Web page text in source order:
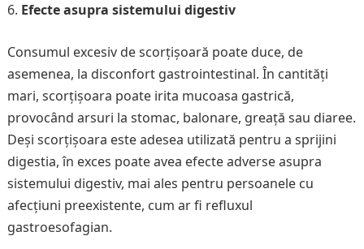
Efecte asupra sistemului digestiv
Consumul excesiv de scorțișoară poate duce, de
asemenea, la disconfort gastrointestinal. În cantități
mari, scorțișoara poate irita mucoasa gastrică,
provocând arsuri la stomac, balonare, greață sau diaree.
Deși scorțișoara este adesea utilizată pentru a sprijini
digestia, în exces poate avea efecte adverse asupra
sistemului digestiv, mai ales pentru persoanele cu
afecțiuni preexistente, cum ar fi refluxul
gastroesofagian.